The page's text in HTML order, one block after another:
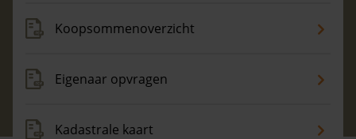
Koopsommenoverzicht
Eigenaar opvragen
Kadastrale kaart